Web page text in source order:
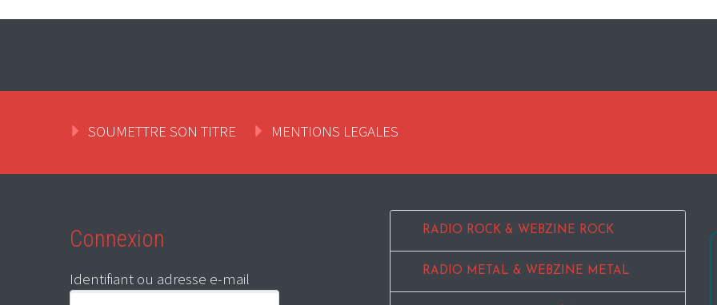
SOUMETTRE SON TITRE MENTIONS LEGALES
Connexion
Identifiant ou adresse e-mail
RADIO ROCK & WEBZINE ROCK
RADIO METAL & WEBZINE METAL